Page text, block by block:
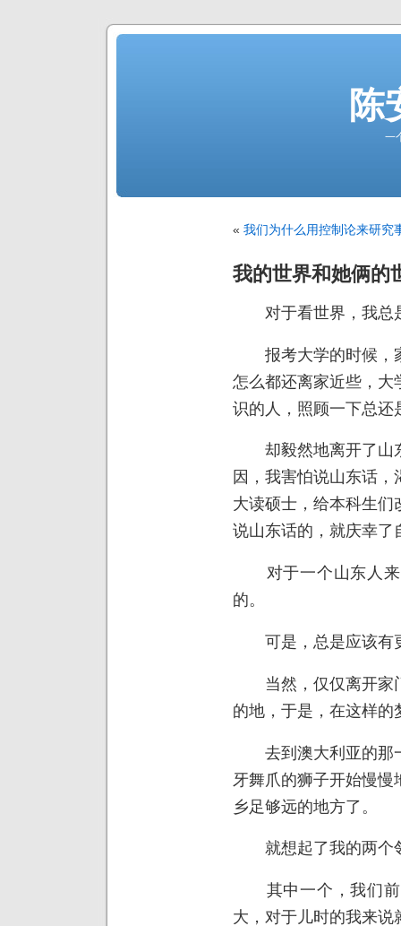
陈
一
« 我们为什么用控制论来研究
我的世界和她俩的
对于看世界，我总
报考大学的时候，
怎么都还离家近些，大
识的人，照顾一下总还
却毅然地离开了山
因，我害怕说山东话
大读硕士，给本科生
说山东话的，就庆幸了
对于一个山东人来
的。
可是，总是应该有
当然，仅仅离开家
的地，于是，在这样
去到澳大利亚的那
牙舞爪的狮子开始慢
乡足够远的地方了。
就想起了我的两个
其中一个，我们前
大，对于儿时的我来